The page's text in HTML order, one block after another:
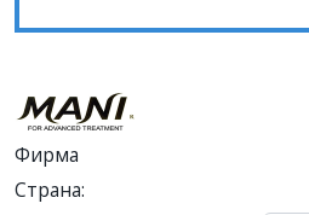
Фирма
Страна: